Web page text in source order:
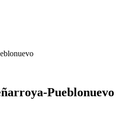
Pueblonuevo